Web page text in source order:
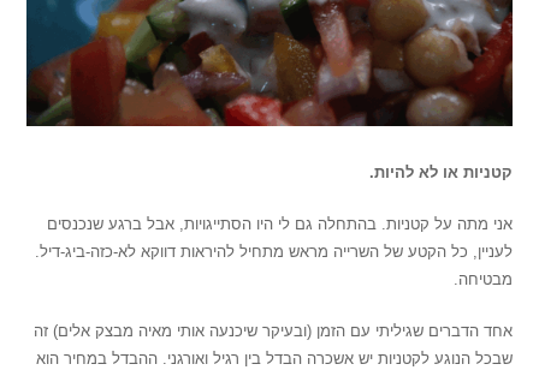
קטניות או לא להיות.
אני מתה על קטניות. בהתחלה גם לי היו הסתייגויות, אבל ברגע שנכנסים
לעניין, כל הקטע של השרייה מראש מתחיל להיראות דווקא לא-כזה-ביג-דיל.
מבטיחה.
אחד הדברים שגיליתי עם הזמן (ובעיקר שיכנעה אותי מאיה מבצק אלים) זה
שבכל הנוגע לקטניות יש אשכרה הבדל בין רגיל ואורגני. ההבדל במחיר הוא